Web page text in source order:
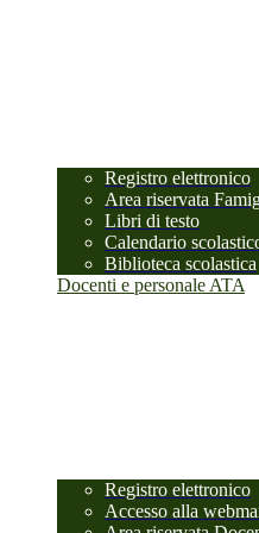
Registro elettronico
Area riservata
Libri di testo
Calendario
Biblioteca scolastica
Docenti e personale ATA
Registro elettronico
Accesso alla